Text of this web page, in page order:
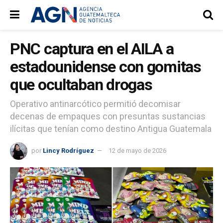
PNC captura en el AILA a
estadounidense con gomitas
que ocultaban drogas
Operativo antinarcótico permitió decomisar
decenas de empaques con presuntas sustancias
ilícitas que tenían como destino Antigua Guatemala
por Lincy Rodríguez 12 de mayo de 2026